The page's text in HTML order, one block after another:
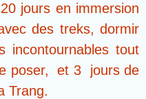
jours en immersion
des treks, dormir
incontournables tout
poser, et 3 jours de
Trang.